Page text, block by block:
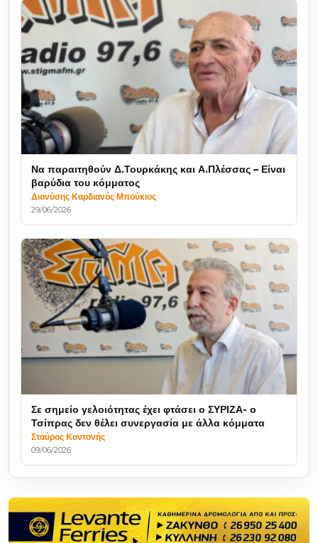
Να παραιτηθούν Δ.Τουρκάκης και Α.Πλέσσας – Είναι
βαρύδια του κόμματος
Διονύσης Καρδιανός Μπούκιος
29/06/2026
Σε σημείο γελοιότητας έχει φτάσει ο ΣΥΡΙΖΑ- ο
Τσίπρας δεν θέλει συνεργασία με άλλα κόμματα
Σταύρος Κοντονής
09/06/2026